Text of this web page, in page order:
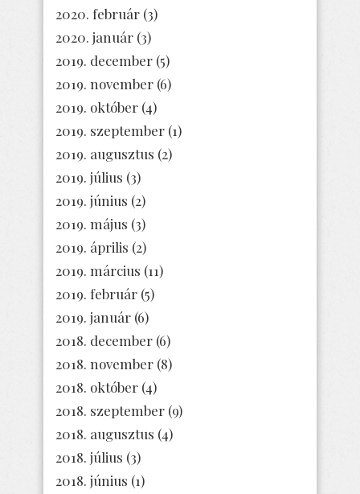
2020. február (3)
2020. január (3)
2019. december (5)
2019. november (6)
2019. október (4)
2019. szeptember (1)
2019. augusztus (2)
2019. július (3)
2019. június (2)
2019. május (3)
2019. április (2)
2019. március (11)
2019. február (5)
2019. január (6)
2018. december (6)
2018. november (8)
2018. október (4)
2018. szeptember (9)
2018. augusztus (4)
2018. július (3)
2018. június (1)